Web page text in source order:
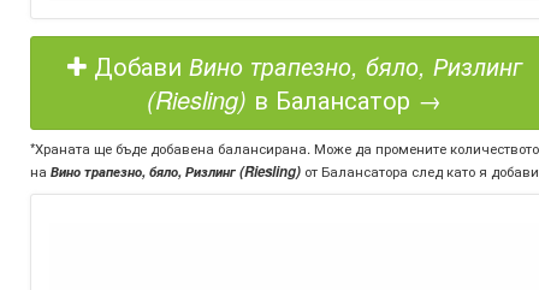
Добави Вино трапезно, бяло, Ризлинг
(Riesling) в Балансатор →
*Храната ще бъде добавена балансирана. Може да промените количеството
на Вино трапезно, бяло, Ризлинг (Riesling) от Балансатора след като я